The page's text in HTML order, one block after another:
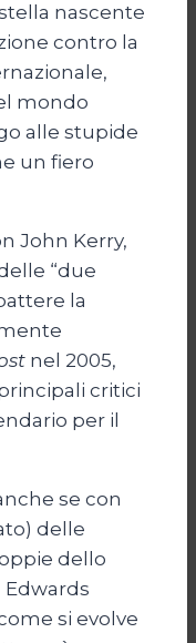
nascente
contro la
mondo
alle stupide
un fiero
John Kerry,
“due
la
nel 2005,
critici
per il
se con
delle
dello
Edwards
si evolve